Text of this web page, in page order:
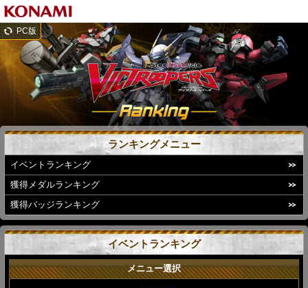
PC版
ランキングメニュー
イベントランキング
獲得メダルランキング
獲得バッジランキング
イベントランキング
メニュー選択